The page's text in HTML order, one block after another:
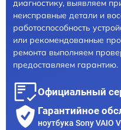
диагностику, выявляем
неисправные детали и
работоспособность
или рекомендованные
ремонта выполняем
предоставляем гарантию.
Официальный
Гарантийное
ноутбука Sony VAIO